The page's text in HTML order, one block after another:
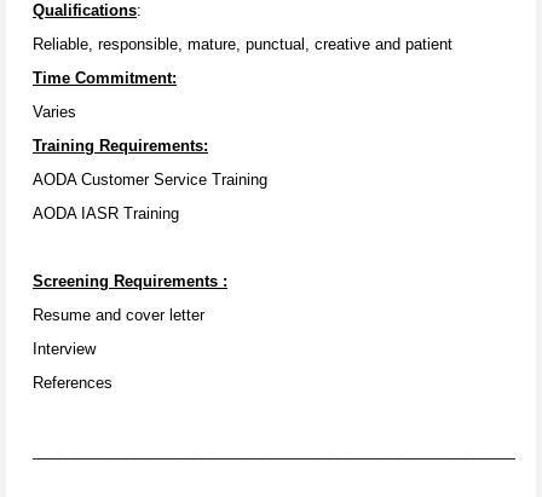
Qualifications:
Reliable, responsible, mature, punctual, creative and patient
Time Commitment:
Varies
Training Requirements:
AODA Customer Service Training
AODA IASR Training
Screening Requirements :
Resume and cover letter
Interview
References